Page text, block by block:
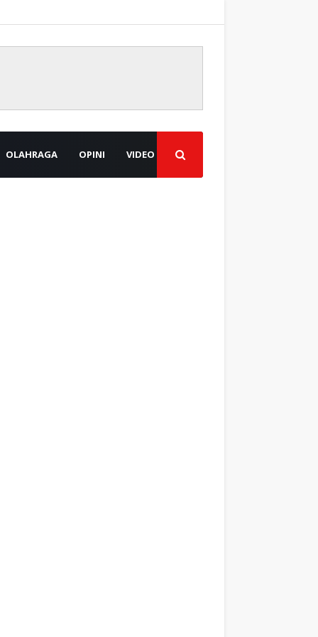
OLAHRAGA OPINI VIDEO